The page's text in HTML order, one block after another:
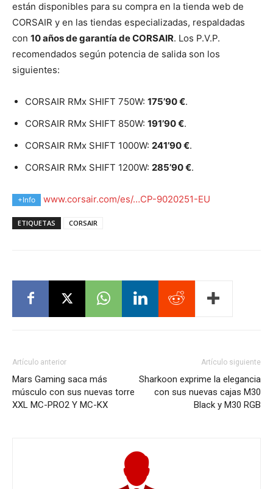
están disponibles para su compra en la tienda web de
CORSAIR y en las tiendas especializadas, respaldadas
con 10 años de garantía de CORSAIR. Los P.V.P.
recomendados según potencia de salida son los
siguientes:
CORSAIR RMx SHIFT 750W: 175’90 €.
CORSAIR RMx SHIFT 850W: 191’90 €.
CORSAIR RMx SHIFT 1000W: 241’90 €.
CORSAIR RMx SHIFT 1200W: 285’90 €.
+Info www.corsair.com/es/…CP-9020251-EU
ETIQUETAS CORSAIR
Artículo anterior
Mars Gaming saca más
músculo con sus nuevas torre
XXL MC-PRO2 Y MC-KX
Artículo siguiente
Sharkoon exprime la elegancia
con sus nuevas cajas M30
Black y M30 RGB